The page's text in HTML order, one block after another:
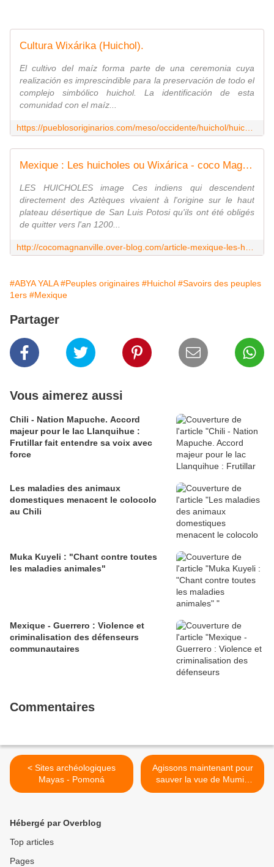
Cultura Wixárika (Huichol).
El cultivo del maíz forma parte de una ceremonia cuya
realización es imprescindible para la preservación de todo el
complejo simbólico huichol. La identificación de esta
comunidad con el maíz...
Mexique : Les huicholes ou Wixárica - coco Magnanville
LES HUICHOLES image Ces indiens qui descendent
directement des Aztèques vivaient à l'origine sur le haut
plateau désertique de San Luis Potosi qu'ils ont été obligés
de quitter vers l'an 1200...
#ABYA YALA #Peuples originaires #Huichol #Savoirs des peuples
1ers #Mexique
Partager
Vous aimerez aussi
Chili - Nation Mapuche. Accord
majeur pour le lac Llanquihue :
Frutillar fait entendre sa voix avec
force
Les maladies des animaux
domestiques menacent le colocolo
au Chili
Muka Kuyeli : "Chant contre toutes
les maladies animales"
Mexique - Guerrero : Violence et
criminalisation des défenseurs
communautaires
Commentaires
< Sites archéologiques
Mayas - Pomoná
Agissons maintenant pour
sauver la vue de Mumia
Abu Jamal et exigeons sa
Hébergé par Overblog
Top articles
Pages